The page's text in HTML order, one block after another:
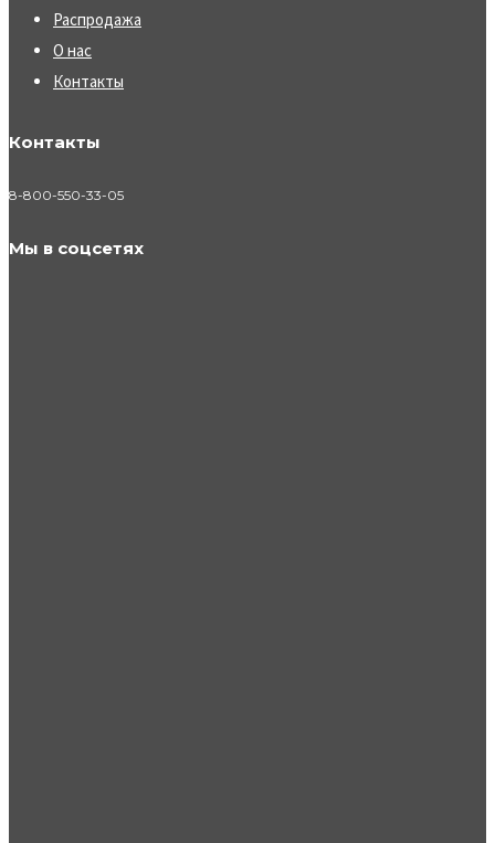
Распродажа
О нас
Контакты
Контакты
8-800-550-33-05
Мы в соцсетях